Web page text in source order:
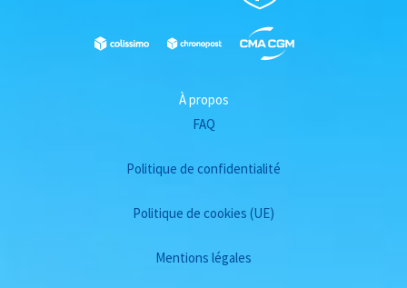
À propos
FAQ
Politique de confidentialité
Politique de cookies (UE)
Mentions légales